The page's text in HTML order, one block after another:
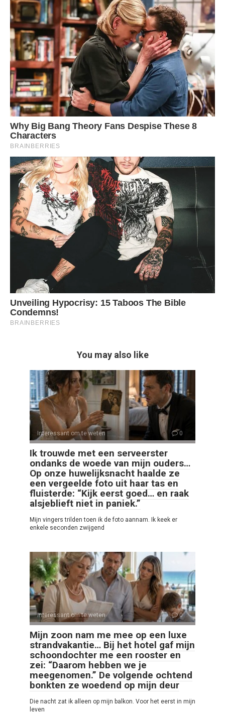
You may also like
Interessant om te weten 0
Ik trouwde met een serveerster
ondanks de woede van mijn ouders…
Op onze huwelijksnacht haalde ze
een vergeelde foto uit haar tas en
fluisterde: “Kijk eerst goed… en raak
alsjeblieft niet in paniek.”
Mijn vingers trilden toen ik de foto aannam. Ik keek er
enkele seconden zwijgend
Interessant om te weten 0
Mijn zoon nam me mee op een luxe
strandvakantie… Bij het hotel gaf mijn
schoondochter me een rooster en
zei: “Daarom hebben we je
meegenomen.” De volgende ochtend
bonkten ze woedend op mijn deur
Die nacht zat ik alleen op mijn balkon. Voor het eerst in mijn
leven